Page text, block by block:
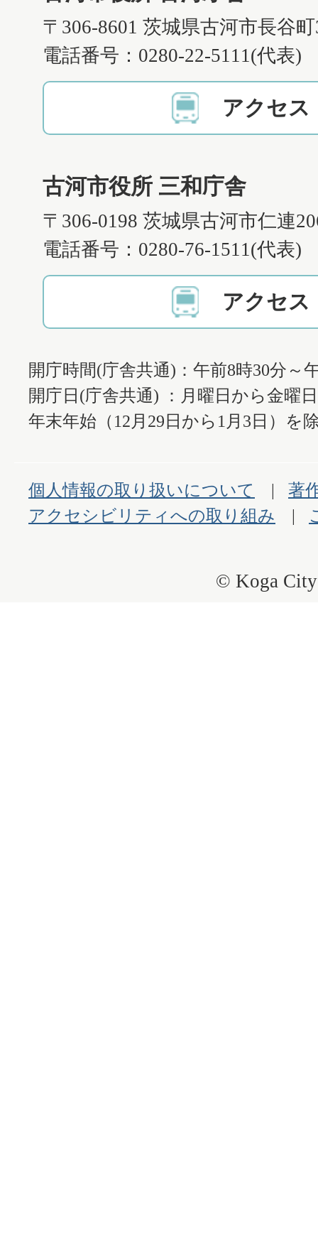
〒306-8601 茨城県古河市長谷
電話番号：0280-22-5111(代表)
アクセス
古河市役所 三和庁舎
〒306-0198 茨城県古河市仁連
電話番号：0280-76-1511(代表)
アクセス
開庁時間(庁舎共通)：午前8時30分～
開庁日(庁舎共通) ：月曜日から金曜
年末年始（12月29日から1月3日）を
個人情報の取り扱いについて
著
アクセシビリティへの取り組み
© Koga City